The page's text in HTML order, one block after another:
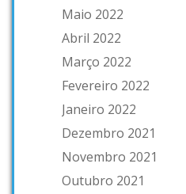
Maio 2022
Abril 2022
Março 2022
Fevereiro 2022
Janeiro 2022
Dezembro 2021
Novembro 2021
Outubro 2021